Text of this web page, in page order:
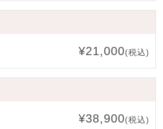
¥21,000(税込)
¥38,900(税込)